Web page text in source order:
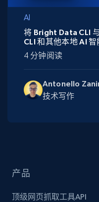
AI
Antonello
技术写作
将 Bright Data CLI
CLI 和其他本地 AI
4 分钟阅读
产品
顶级网页抓取工具API